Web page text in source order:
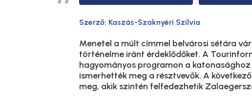
Szerző: Kaszás-Szaknyéri Szilvia
Menetel a múlt címmel belvárosi sétára
történelme iránt érdeklődőket. A
hagyományos programon a
ismerhették meg a résztvevők. A
meg, akik szintén felfedezhetik